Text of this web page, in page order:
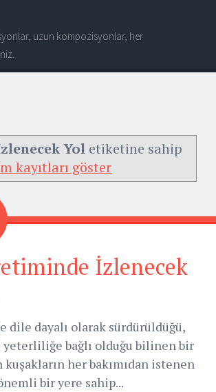
uzun kompozisyonlar, her
Yol etiketine sahip
kayıtları göster
İzlenecek
dayalı olarak sürdürüldüğü,
yeterliliğe bağlı olduğu bilinen bir
her bakımıdan istenen
bir yere sahip...